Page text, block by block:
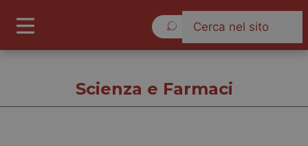
Scienza e Farmaci